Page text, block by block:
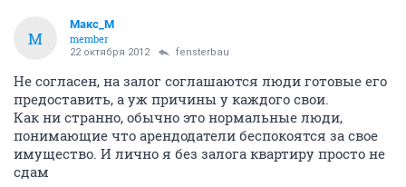
М
Макс_М
member
22 октября 2012 fensterbau
Не согласен, на залог соглашаются люди готовые его
предоставить, а уж причины у каждого свои.
Как ни странно, обычно это нормальные люди,
понимающие что арендодатели беспокоятся за свое
имущество. И лично я без залога квартиру просто не
сдам